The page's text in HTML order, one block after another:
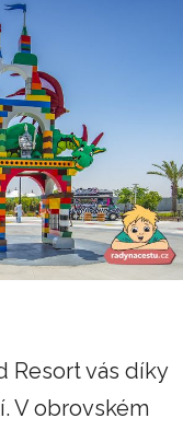
Resort vás díky
V obrovském